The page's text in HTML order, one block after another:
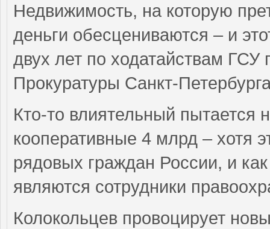
Недвижимость, на которую
деньги обесцениваются – и
двух лет по ходатайствам ГСУ
Прокуратуры Санкт-
Кто-то влиятельный пытается
кооперативные 4 млрд – хотя
рядовых граждан России, и
являются сотрудники
Колокольцев провоцирует